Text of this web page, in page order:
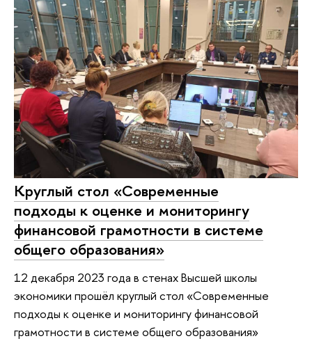
Круглый стол «Современные
подходы к оценке и мониторингу
финансовой грамотности в системе
общего образования»
12 декабря 2023 года в стенах Высшей школы
экономики прошёл круглый стол «Современные
подходы к оценке и мониторингу финансовой
грамотности в системе общего образования»